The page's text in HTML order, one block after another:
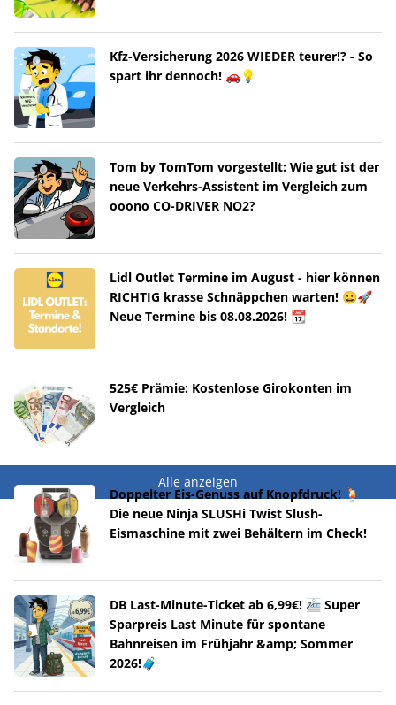
Kfz-Versicherung 2026 WIEDER teurer!? - So
spart ihr dennoch! 🚗💡
Tom by TomTom vorgestellt: Wie gut ist der
neue Verkehrs-Assistent im Vergleich zum
ooono CO-DRIVER NO2?
Lidl Outlet Termine im August - hier können
RICHTIG krasse Schnäppchen warten! 😀🚀
Neue Termine bis 08.08.2026! 📆
525€ Prämie: Kostenlose Girokonten im
Vergleich
Alle anzeigen
Doppelter Eis-Genuss auf Knopfdruck! 🍹
Die neue Ninja SLUSHi Twist Slush-
Eismaschine mit zwei Behältern im Check!
DB Last-Minute-Ticket ab 6,99€! 🚈 Super
Sparpreis Last Minute für spontane
Bahnreisen im Frühjahr &amp; Sommer
2026!🧳